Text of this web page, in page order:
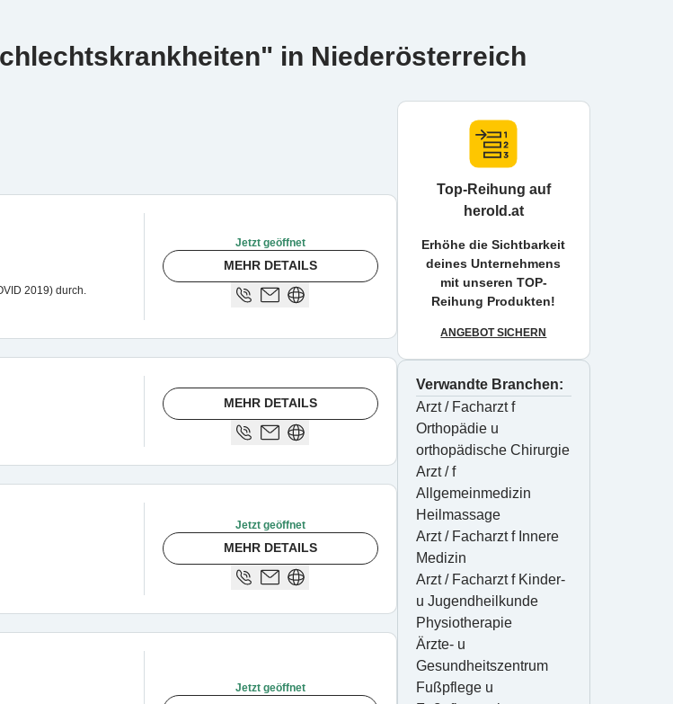
in Niederösterreich
2019) durch.
Jetzt geöffnet
MEHR DETAILS
MEHR DETAILS
Jetzt geöffnet
MEHR DETAILS
Jetzt geöffnet
Top-Reihung auf
herold.at
Erhöhe die Sichtbarkeit
deines Unternehmens
mit unseren TOP-
Reihung Produkten!
ANGEBOT SICHERN
Verwandte Branchen:
Arzt / Facharzt f
Orthopädie u
orthopädische Chirurgie
Arzt / f
Allgemeinmedizin
Heilmassage
Arzt / Facharzt f Innere
Medizin
Arzt / Facharzt f Kinder-
u Jugendheilkunde
Physiotherapie
Ärzte- u
Gesundheitszentrum
Fußpflege u